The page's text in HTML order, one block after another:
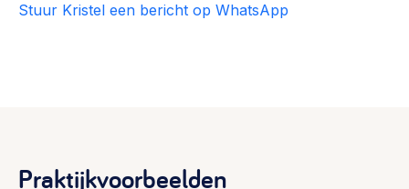
Stuur Kristel een bericht op WhatsApp
Praktijkvoorbeelden